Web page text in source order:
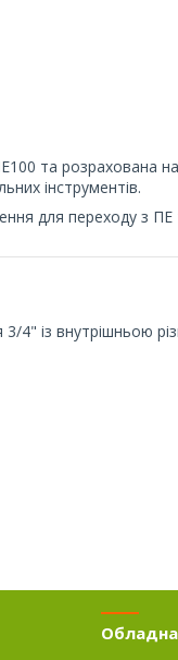
та розрахована
інструментів.
для переходу з ПЕ
4" із внутрішньою